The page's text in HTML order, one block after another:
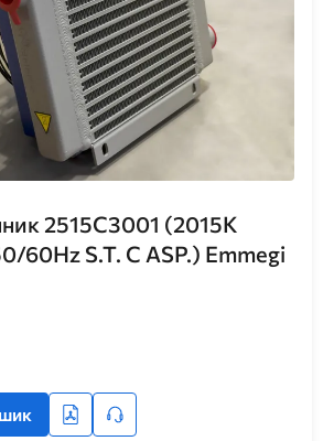
2515C3001 (2015K
60Hz S.T. C ASP.) Emmegi